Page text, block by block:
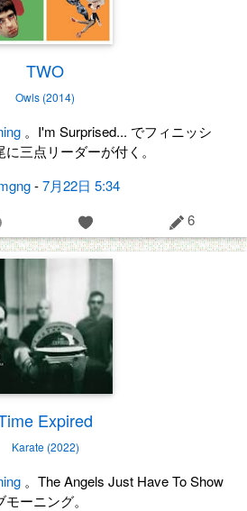
TWO
Owls (2014)
。I'm Surprised... でフィニッシ
三点リーダーが付く。
-7月22日 5:34
6
Expired
Karate (2022)
。The Angels Just Have To Show
ーニング。